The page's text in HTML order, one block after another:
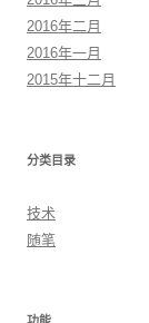
2016年二月
2016年一月
2015年十二月
分类目录
技术
随笔